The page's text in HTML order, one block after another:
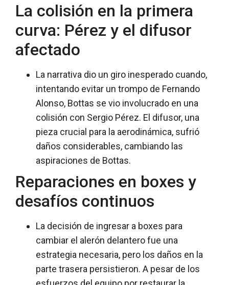
La colisión en la primera
curva: Pérez y el difusor
afectado
La narrativa dio un giro inesperado cuando,
intentando evitar un trompo de Fernando
Alonso, Bottas se vio involucrado en una
colisión con Sergio Pérez. El difusor, una
pieza crucial para la aerodinámica, sufrió
daños considerables, cambiando las
aspiraciones de Bottas.
Reparaciones en boxes y
desafíos continuos
La decisión de ingresar a boxes para
cambiar el alerón delantero fue una
estrategia necesaria, pero los daños en la
parte trasera persistieron. A pesar de los